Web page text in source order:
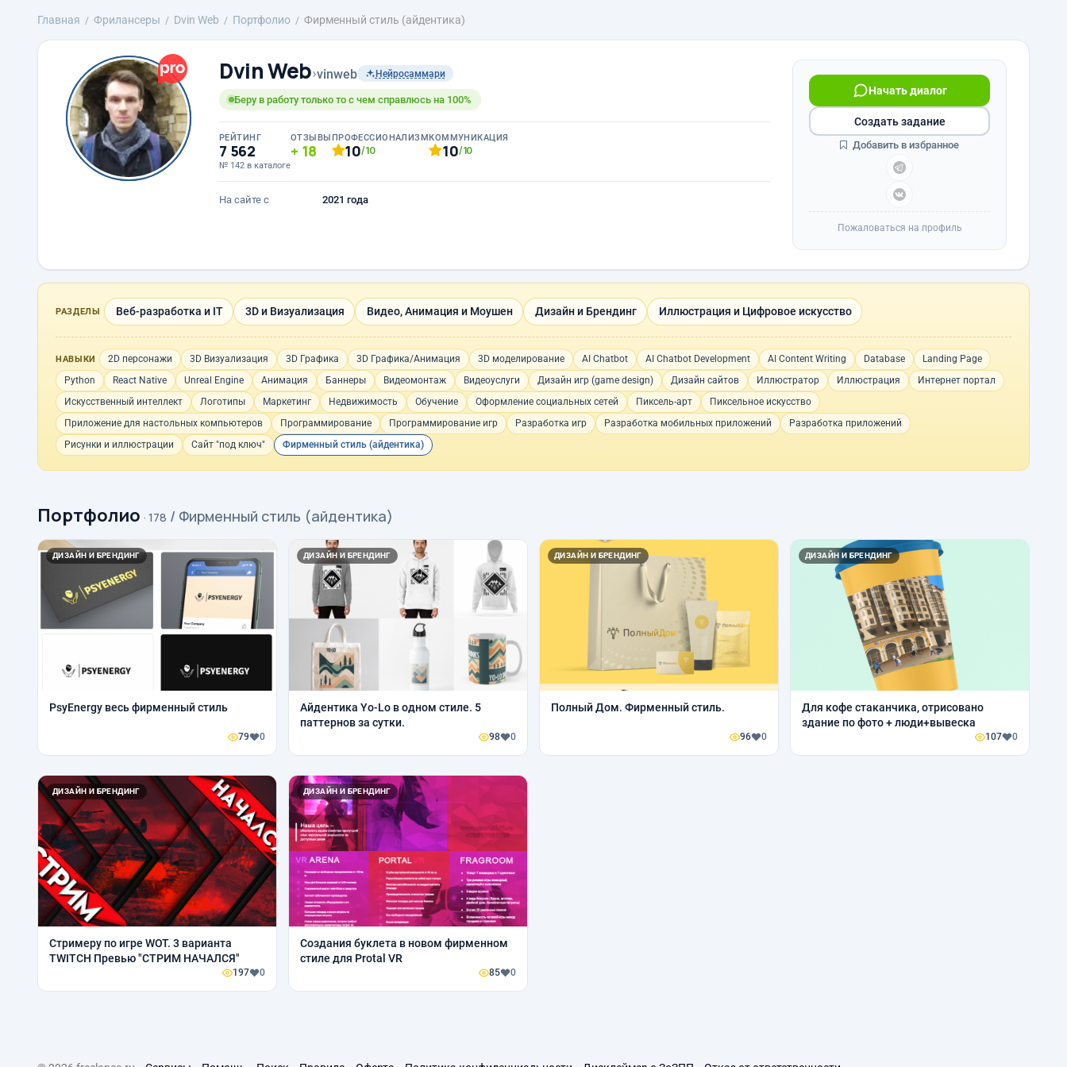
Главная Фрилансеры Dvin Web Портфолио Фирменный стиль (айдентика)
Dvin Web›vinweb Нейросаммари
Беру в работу только то с чем справлюсь на 100%
РЕЙТИНГ
7 562
№ 142 в каталоге
ОТЗЫВЫ
18
ПРОФЕССИОНАЛИЗМ
10/10
КОММУНИКАЦИЯ
10/10
На сайте с 2021 года
Начать диалог
Создать задание
Добавить в избранное
Пожаловаться на профиль
РАЗДЕЛЫ Веб-разработка и IT 3D и Визуализация Видео, Анимация и Моушен Дизайн и Брендинг Иллюстрация и Цифровое искусство
НАВЫКИ 2D персонажи 3D Визуализация 3D Графика 3D Графика/Анимация 3D моделирование AI Chatbot AI Chatbot Development AI Content Writing Database
Landing Page
Python
React Native Unreal Engine Анимация Баннеры Видеомонтаж Видеоуслуги Дизайн игр (game design) Дизайн сайтов Иллюстратор Иллюстрация
Интернет портал
Искусственный интеллект
Логотипы Маркетинг Недвижимость Обучение Оформление социальных сетей Пиксель-арт
Пиксельное искусство
Приложение для настольных компьютеров
Программирование Программирование игр Разработка игр Разработка мобильных приложений
Разработка приложений
Рисунки и иллюстрации
Сайт "под ключ" Фирменный стиль (айдентика)
Портфолио · 178 / Фирменный стиль (айдентика)
ДИЗАЙН И БРЕНДИНГ
PsyEnergy весь фирменный стиль
79 0
ДИЗАЙН И БРЕНДИНГ
Айдентика Yo-Lo в одном стиле. 5
паттернов за сутки.
98 0
ДИЗАЙН И БРЕНДИНГ
Полный Дом. Фирменный стиль.
96 0
ДИЗАЙН И БРЕНДИНГ
Для кофе стаканчика, отрисовано
здание по фото + люди+вывеска
107 0
ДИЗАЙН И БРЕНДИНГ
Стримеру по игре WOT. 3 варианта
TWITCH Превью "СТРИМ НАЧАЛСЯ"
197 0
ДИЗАЙН И БРЕНДИНГ
Создания буклета в новом фирменном
стиле для Protal VR
85 0